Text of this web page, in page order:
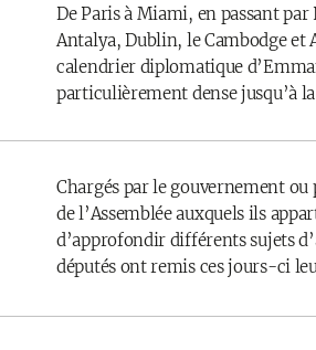
De Paris à Miami, en passant
Antalya, Dublin, le Cambodge et
calendrier diplomatique
particulièrement dense jusqu’à
Chargés par le gouvernement
de l’Assemblée auxquels ils
d’approfondir différents sujets
députés ont remis ces jours-ci